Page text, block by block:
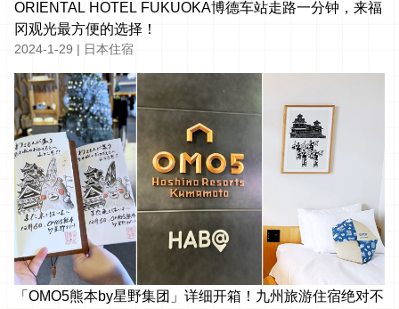
ORIENTAL HOTEL FUKUOKA博德车站走路一分钟，来福
冈观光最方便的选择！
2024-1-29 | 日本住宿
「OMO5熊本by星野集团」详细开箱！九州旅游住宿绝对不